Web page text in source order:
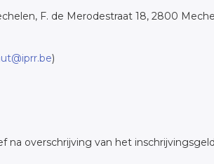
F. de Merodestraat 18, 2800
)
na overschrijving van het